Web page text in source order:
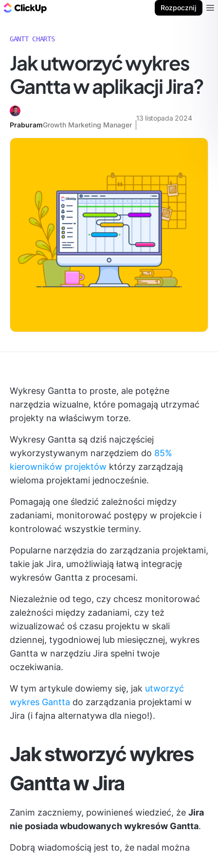
Rozpocznij
GANTT CHARTS
Jak utworzyć wykres
Gantta w aplikacji Jira?
PraburamGrowth Marketing Manager
13 listopada 2024
Wykresy Gantta to proste, ale potężne
narzędzia wizualne, które pomagają utrzymać
projekty na właściwym torze.
Wykresy Gantta są dziś najczęściej
wykorzystywanym narzędziem do 85%
kierowników projektów którzy zarządzają
wieloma projektami jednocześnie.
Pomagają one śledzić zależności między
zadaniami, monitorować postępy w projekcie i
kontrolować wszystkie terminy.
Popularne narzędzia do zarządzania projektami,
takie jak Jira, umożliwiają łatwą integrację
wykresów Gantta z procesami.
Niezależnie od tego, czy chcesz monitorować
zależności między zadaniami, czy też
wizualizować oś czasu projektu w skali
dziennej, tygodniowej lub miesięcznej, wykres
Gantta w narzędziu Jira spełni twoje
oczekiwania.
W tym artykule dowiemy się, jak utworzyć
wykres Gantta do zarządzania projektami w
Jira (i fajna alternatywa dla niego!).
Jak stworzyć wykres
Gantta w Jira
Zanim zaczniemy, powinieneś wiedzieć, że Jira
nie posiada wbudowanych wykresów Gantta.
Dobrą wiadomością jest to, że nadal można